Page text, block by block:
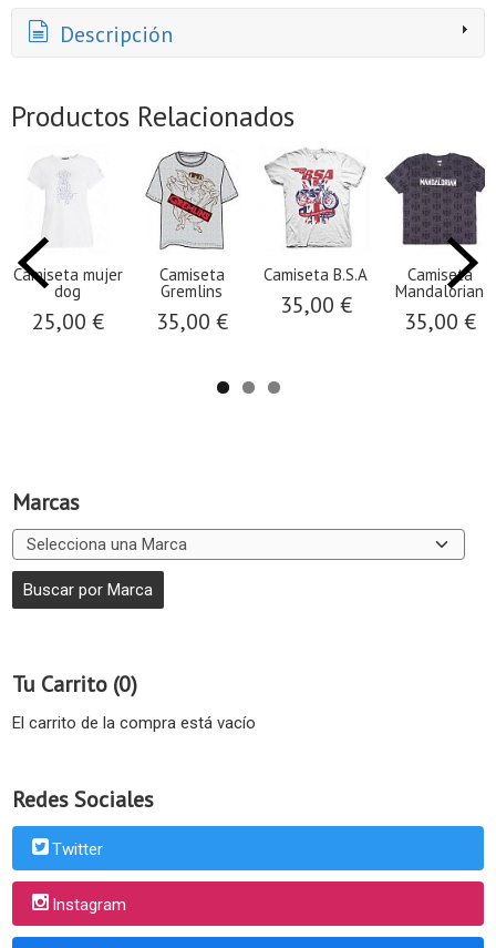
Marcas
Tu Carrito (0)
El carrito de la compra está vacío
Redes Sociales
Twitter
Instagram
Descripción
Productos Relacionados
Camiseta mujer
dog
25,00 €
Camiseta
Gremlins
35,00 €
Camiseta B.S.A
35,00 €
Camiseta
Mandalorian
35,00 €